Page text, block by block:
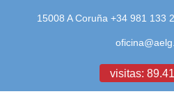
15008 A Coruña +34 981 133
visitas: